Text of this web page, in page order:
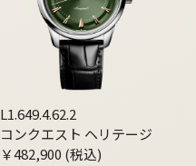
L1.649.4.62.2
コンクエスト ヘリテージ
￥482,900 (税込)